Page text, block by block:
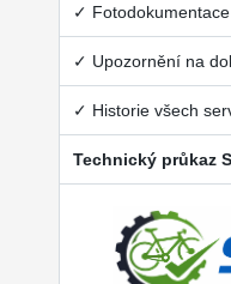
✓
✓ Upozornění na
✓ Historie všech
Technický průkaz